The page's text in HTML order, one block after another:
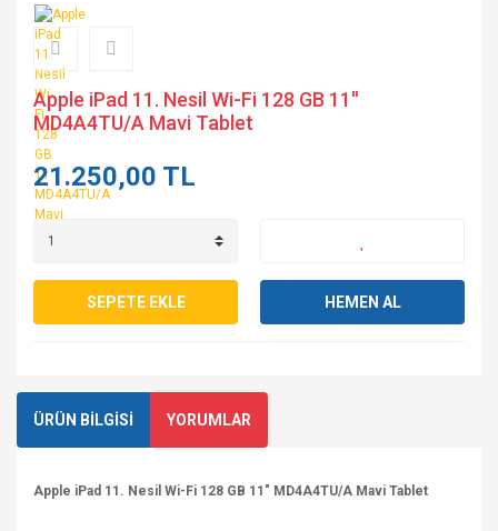
Apple iPad 11. Nesil Wi-Fi 128 GB 11''
MD4A4TU/A Mavi Tablet
21.250,00 TL
SEPETE EKLE HEMEN AL
ÜRÜN BİLGİSİ YORUMLAR
Apple iPad 11. Nesil Wi-Fi 128 GB 11" MD4A4TU/A Mavi Tablet